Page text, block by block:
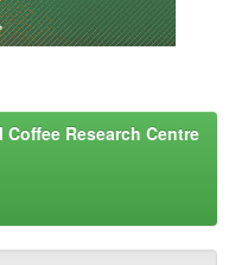
Research Centre